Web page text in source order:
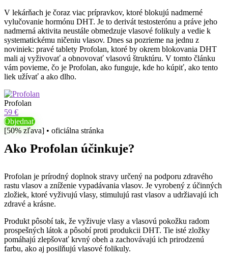
V lekárňach je čoraz viac prípravkov, ktoré blokujú nadmerné
vylučovanie hormónu DHT. Je to derivát testosterónu a práve jeho
nadmerná aktivita neustále obmedzuje vlasové folikuly a vedie k
systematickému ničeniu vlasov. Dnes sa pozrieme na jednu z
noviniek: pravé tablety Profolan, ktoré by okrem blokovania DHT
mali aj vyživovať a obnovovať vlasovú štruktúru. V tomto článku
vám povieme, čo je Profolan, ako funguje, kde ho kúpiť, ako tento
liek užívať a ako dlho.
Profolan
59 €
Objednať
[50% zľava] • oficiálna stránka
Ako Profolan účinkuje?
Profolan je prírodný doplnok stravy určený na podporu zdravého
rastu vlasov a zníženie vypadávania vlasov. Je vyrobený z účinných
zložiek, ktoré vyživujú vlasy, stimulujú rast vlasov a udržiavajú ich
zdravé a krásne.
Produkt pôsobí tak, že vyživuje vlasy a vlasovú pokožku radom
prospešných látok a pôsobí proti produkcii DHT. Tie isté zložky
pomáhajú zlepšovať krvný obeh a zachovávajú ich prirodzenú
farbu, ako aj posilňujú vlasové folikuly.